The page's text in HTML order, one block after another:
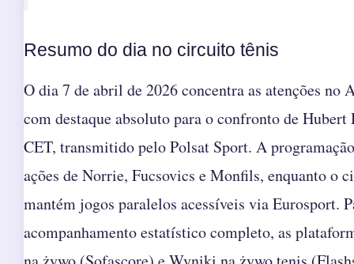
Resumo do dia no circuito tênis
O dia 7 de abril de 2026 concentra as atenções no
com destaque absoluto para o confronto de Hubert
CET, transmitido pelo Polsat Sport. A
ações de Norrie, Fucsovics e Monfils, enquanto o
mantém jogos paralelos acessíveis via Eurosport.
acompanhamento estatístico completo, as